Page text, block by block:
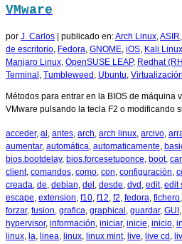
VMware
por J. Carlos publicado en:Arch Linux,ASIR,
de escritorio, Fedora, GNOME, iOS, Kali Linux
Manjaro Linux, OpenSUSE LEAP, Redhat
Terminal , Tumbleweed , Ubuntu, Virtualización
Métodos para entrar en la BIOS de máquina
VMware pulsando la tecla F2 o modificando
acceder, al , antes, arch, arch linux, arcivo,
aumentar, automática, automaticamente,
bios.bootdelay, bios.forcesetuponce, boot,
client, comandos, como, con, configuración,
creada, de, debian, del , desde, dvd , edit, edit
escape, extension, f10, f12, f2, fedora, fichero,
forzar, fusion, grafica, graphical , guardar, GUI ,
hypervisor, información, iniciar, inicie, inicio,
linux, la, linea, linux, linux mint, live, live cd ,